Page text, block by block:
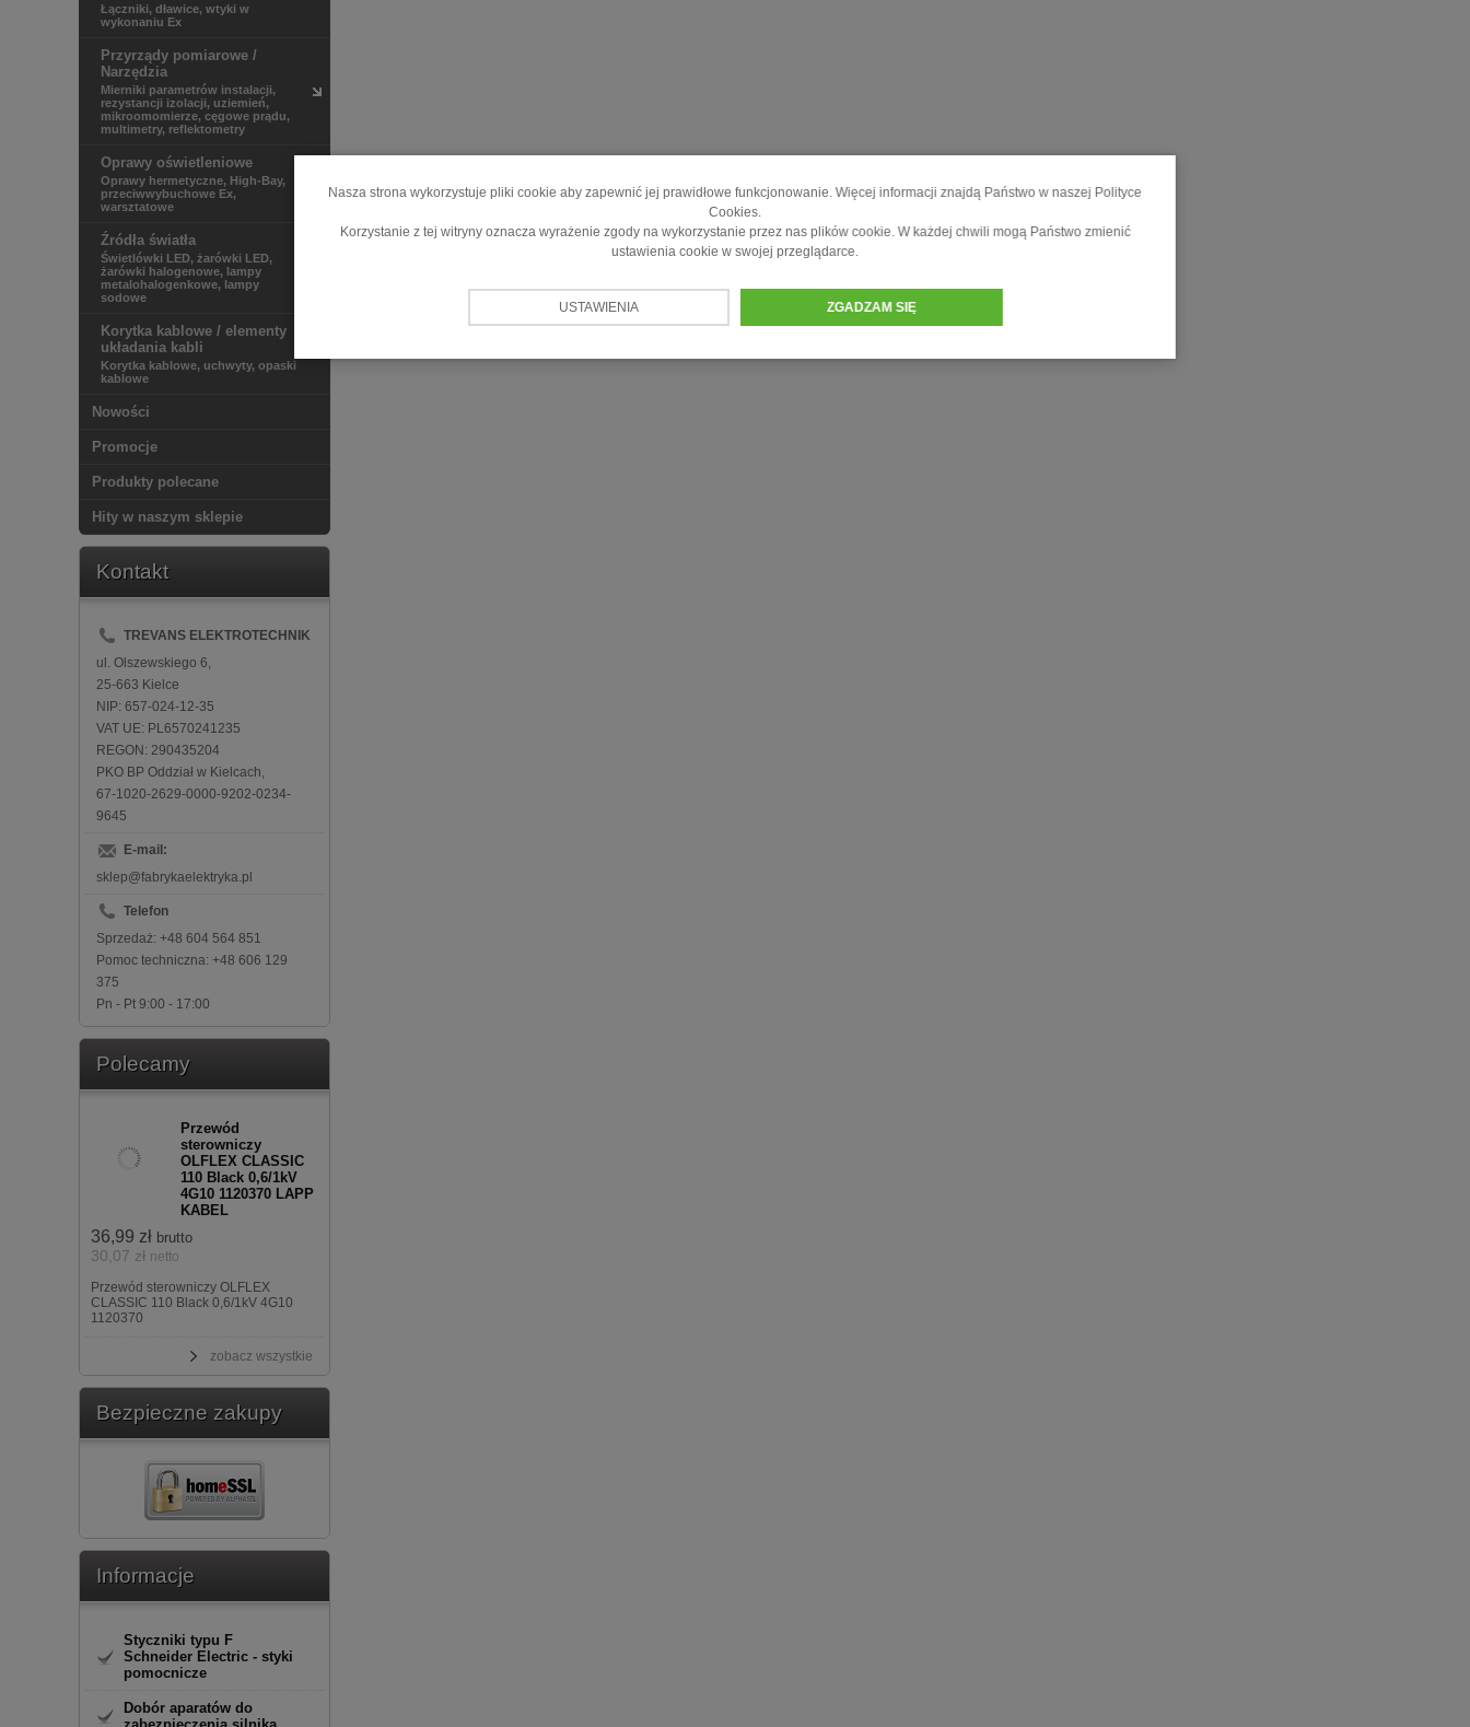
Łączniki, dławice, wtyki w
wykonaniu Ex
Przyrządy pomiarowe /
Narzędzia
Mierniki parametrów instalacji,
rezystancji izolacji, uziemień,
mikroomomierze, cęgowe prądu,
multimetry, reflektometry
Oprawy oświetleniowe
Oprawy hermetyczne, High-Bay,
przeciwwybuchowe Ex,
warsztatowe
Źródła światła
Świetlówki LED, żarówki LED,
żarówki halogenowe, lampy
metalohalogenkowe, lampy
sodowe
Korytka kablowe / elementy
układania kabli
Korytka kablowe, uchwyty, opaski
kablowe
Nowości
Promocje
Produkty polecane
Hity w naszym sklepie
Kontakt
TREVANS ELEKTROTECHNIK
ul. Olszewskiego 6,
25-663 Kielce
NIP: 657-024-12-35
VAT UE: PL6570241235
REGON: 290435204
PKO BP Oddział w Kielcach,
67-1020-2629-0000-9202-0234-
9645
E-mail:
sklep@fabrykaelektryka.pl
Telefon
Sprzedaż: +48 604 564 851
Pomoc techniczna: +48 606 129
375
Pn - Pt 9:00 - 17:00
Polecamy
Przewód
sterowniczy
OLFLEX CLASSIC
110 Black 0,6/1kV
4G10 1120370 LAPP
KABEL
36,99 zł brutto
30,07 zł netto
Przewód sterowniczy OLFLEX
CLASSIC 110 Black 0,6/1kV 4G10
1120370
zobacz wszystkie
Bezpieczne zakupy
Informacje
Styczniki typu F
Schneider Electric - styki
pomocnicze
Dobór aparatów do
Nasza strona wykorzystuje pliki cookie aby zapewnić jej prawidłowe funkcjonowanie. Więcej informacji znajdą Państwo w naszej Polityce
Cookies.
Korzystanie z tej witryny oznacza wyrażenie zgody na wykorzystanie przez nas plików cookie. W każdej chwili mogą Państwo zmienić
ustawienia cookie w swojej przeglądarce.
USTAWIENIA ZGADZAM SIĘ